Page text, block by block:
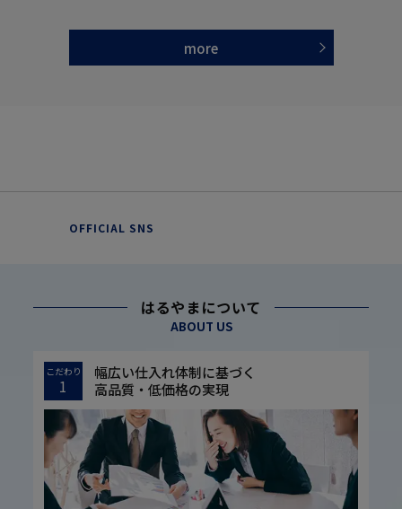
more
OFFICIAL SNS
はるやまについて
ABOUT US
こだわり
1
幅広い仕入れ体制に基づく
高品質・低価格の実現